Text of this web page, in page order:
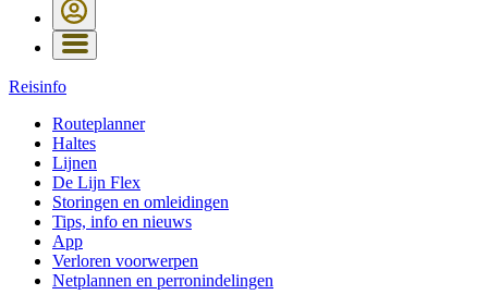
Reisinfo
Routeplanner
Haltes
Lijnen
De Lijn Flex
Storingen en omleidingen
Tips, info en nieuws
App
Verloren voorwerpen
Netplannen en perronindelingen